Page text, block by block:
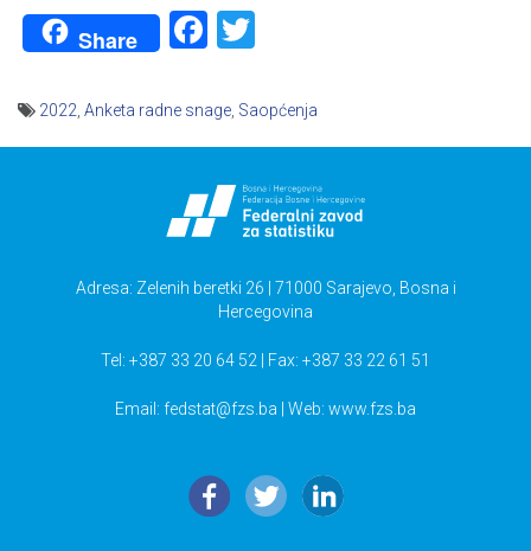
Share Facebook
2022 Anketa radne snage Saopćenja
Adresa: Zelenih beretki 26 | 71000 Sarajevo, Bosna i
Hercegovina
Tel: +387 33 20 64 52 | Fax: +387 33 22 61 51
Email: fedstat@fzs.ba | Web: www.fzs.ba